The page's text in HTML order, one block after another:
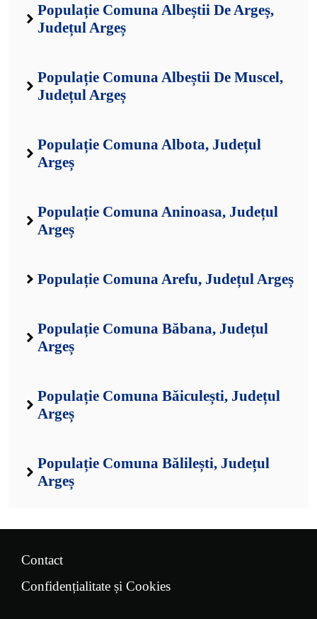
Populație Comuna Albeștii De Argeș,
Județul Argeș
Populație Comuna Albeștii De Muscel,
Județul Argeș
Populație Comuna Albota, Județul
Argeș
Populație Comuna Aninoasa, Județul
Argeș
Populație Comuna Arefu, Județul Argeș
Populație Comuna Băbana, Județul
Argeș
Populație Comuna Băiculești, Județul
Argeș
Populație Comuna Bălilești, Județul
Argeș
Contact
Confidențialitate și Cookies